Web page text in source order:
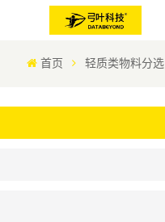
首页 轻质类物料分选